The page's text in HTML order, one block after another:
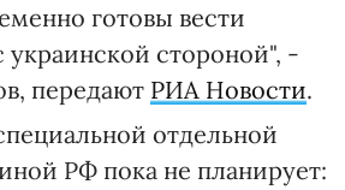
готовы вести
украинской стороной", -
передают РИА Новости.
отдельной
РФ пока не планирует: